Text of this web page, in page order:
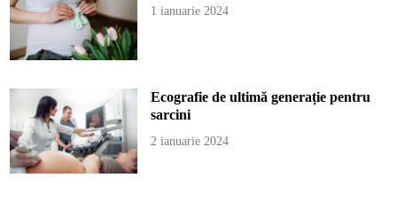
1 ianuarie 2024
Ecografie de ultimă generație pentru
sarcini
2 ianuarie 2024